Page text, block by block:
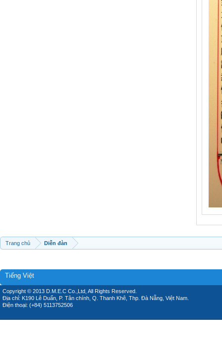
Trang chủ Diễn đàn
Tiếng Việt
Copyright © 2013 D.M.E.C Co.,Ltd, All Rights Reserved.
Địa chỉ: K190 Lê Duẩn, P. Tân chính, Q. Thanh Khê, Thp. Đà Nẵng, Việt Nam.
Điện thoại: (+84) 5113752506